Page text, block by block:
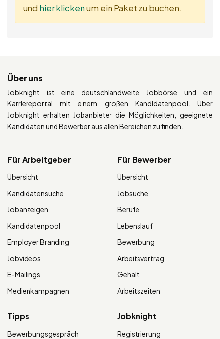
und hier klickenum ein Paket zu buchen.
Über uns
Jobknight ist eine deutschlandweite Jobbörse und ein
Karriereportal mit einem großen Kandidatenpool. Über
Jobknight erhalten Jobanbieter die Möglichkeiten, geeignete
Kandidaten und Bewerber aus allen Bereichen zu finden.
Für Arbeitgeber
Übersicht
Kandidatensuche
Jobanzeigen
Kandidatenpool
Employer Branding
Jobvideos
E-Mailings
Medienkampagnen
Für Bewerber
Übersicht
Jobsuche
Berufe
Lebenslauf
Bewerbung
Arbeitsvertrag
Gehalt
Arbeitszeiten
Tipps
Bewerbungsgespräch
Jobknight
Registrierung